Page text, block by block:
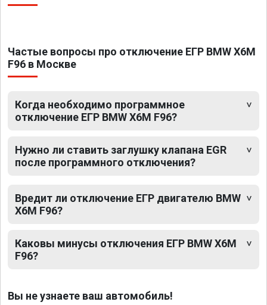
Частые вопросы про отключение ЕГР BMW X6M
F96 в Москве
Когда необходимо программное
отключение ЕГР BMW X6M F96?
Нужно ли ставить заглушку клапана EGR
после программного отключения?
Вредит ли отключение ЕГР двигателю BMW
X6M F96?
Каковы минусы отключения ЕГР BMW X6M
F96?
Вы не узнаете ваш автомобиль!